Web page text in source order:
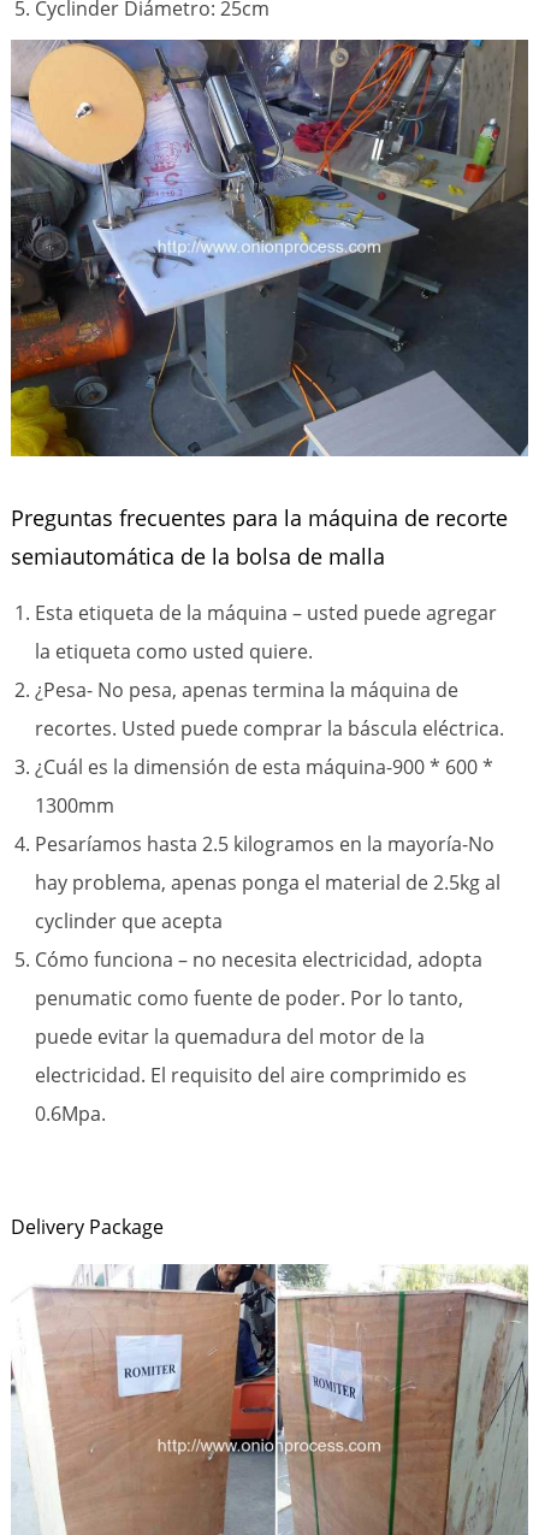
Cyclinder Diámetro: 25cm
Preguntas frecuentes para la máquina de recorte
semiautomática de la bolsa de malla
Esta etiqueta de la máquina – usted puede agregar
la etiqueta como usted quiere.
¿Pesa- No pesa, apenas termina la máquina de
recortes. Usted puede comprar la báscula eléctrica.
¿Cuál es la dimensión de esta máquina-900 * 600 *
1300mm
Pesaríamos hasta 2.5 kilogramos en la mayoría-No
hay problema, apenas ponga el material de 2.5kg al
cyclinder que acepta
Cómo funciona – no necesita electricidad, adopta
penumatic como fuente de poder. Por lo tanto,
puede evitar la quemadura del motor de la
electricidad. El requisito del aire comprimido es
0.6Mpa.
Delivery Package